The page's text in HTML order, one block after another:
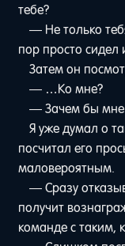
тебе?
— Не только
пор просто сидел
Затем он
— …Ко мне?
— Зачем бы мне
Я уже думал о
посчитал его
маловероятным.
— Сразу
получит
команде с таким,